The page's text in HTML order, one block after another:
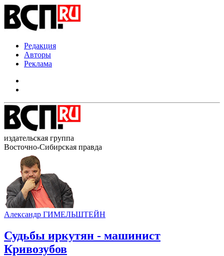
Редакция
Авторы
Реклама
издательская группа
Восточно-Сибирская правда
Александр ГИМЕЛЬШТЕЙН
Судьбы иркутян - машинист
Кривозубов